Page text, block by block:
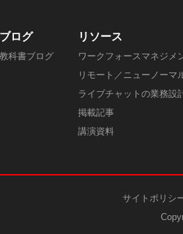
ブログ
教科書ブログ
リソース
ワークフォースマネジメ
リモート／ニューノーマ
ライブチャットの業務設
掲載記事
​講演資料
サイトポリシ